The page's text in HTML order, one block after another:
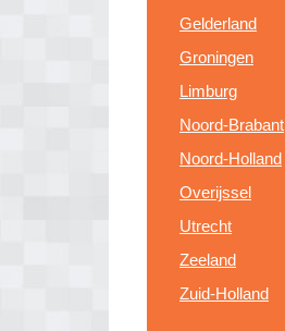
Gelderland
Groningen
Limburg
Noord-Brabant
Noord-Holland
Overijssel
Utrecht
Zeeland
Zuid-Holland